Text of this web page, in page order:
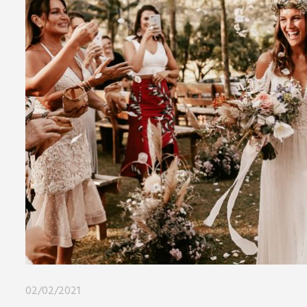
02/02/2021